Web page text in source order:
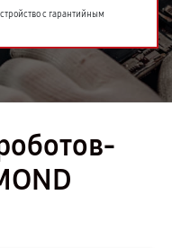
с гарантийным